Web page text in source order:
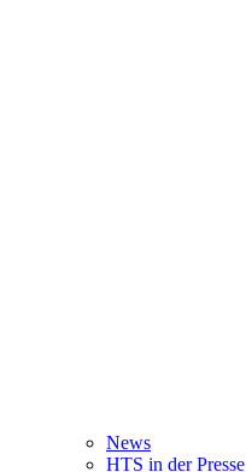
News
HTS in der Presse